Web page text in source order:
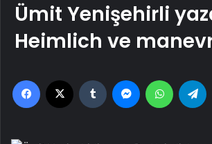
Ümit Yenişehirli
Heimlich ve
Facebook Tumblr MessengerWhatsApp